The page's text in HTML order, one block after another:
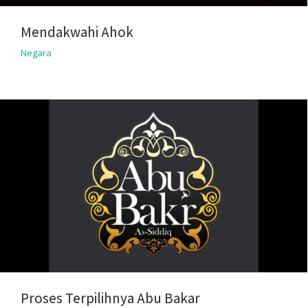
Mendakwahi Ahok
Negara
Proses Terpilihnya Abu Bakar